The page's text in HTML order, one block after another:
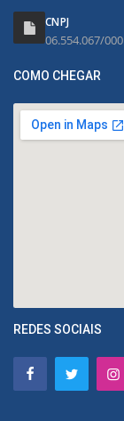
CNPJ
06.554.067/
COMO CHEGAR
REDES SOCIAIS